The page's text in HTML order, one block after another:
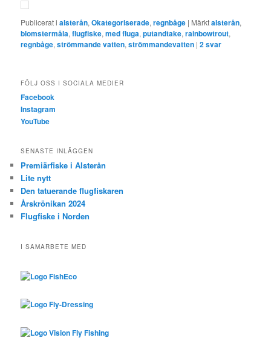
Publicerat i alsterån,Okategoriserade,regnbåge | Märktalsterån,
blomstermåla,flugfiske,med fluga,putandtake,rainbowtrout,
regnbåge,strömmande vatten,strömmandevatten |2svar
FÖLJ OSS I SOCIALA MEDIER
Facebook
Instagram
YouTube
SENASTE INLÄGGEN
Premiärfiske i Alsterån
Lite nytt
Den tatuerande flugfiskaren
Årskrönikan 2024
Flugfiske i Norden
I SAMARBETE MED